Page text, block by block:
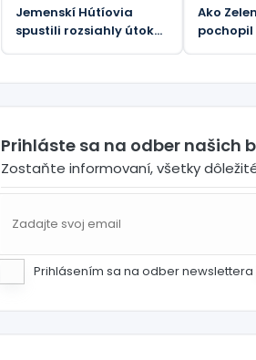
Jemenskí Hútíovia
spustili rozsiahly útok
Ako
Prihláste sa na odber našich
Zostaňte informovaní, všetky
Prihlásením sa na odber newslettera